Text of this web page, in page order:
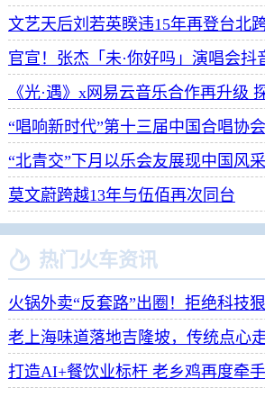
官宣！张杰「未·你好吗」演唱会抖
“北青交”下月以乐会友展现中国风采
莫文蔚跨越13年与伍佰再次同台
 热门火车资讯
老上海味道落地吉隆坡，传统点心
打造AI+餐饮业标杆 老乡鸡再度牵